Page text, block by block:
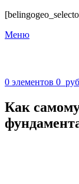
Меню
0 элементов 0
Как